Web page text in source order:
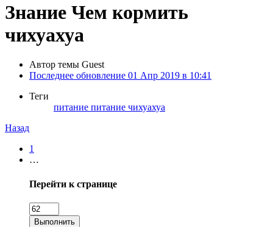
Знание Чем кормить
чихуахуа
Автор темы Guest
Последнее обновление 01 Апр 2019 в 10:41
Теги
питание питание чихуахуа
Назад
1
…
Перейти к странице
Выполнить